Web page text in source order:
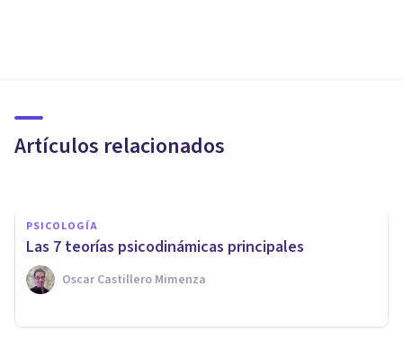
Artículos relacionados
analítica
PSICOLOGÍA
Las 7 teorías psicodinámicas principales
Oscar Castillero Mimenza